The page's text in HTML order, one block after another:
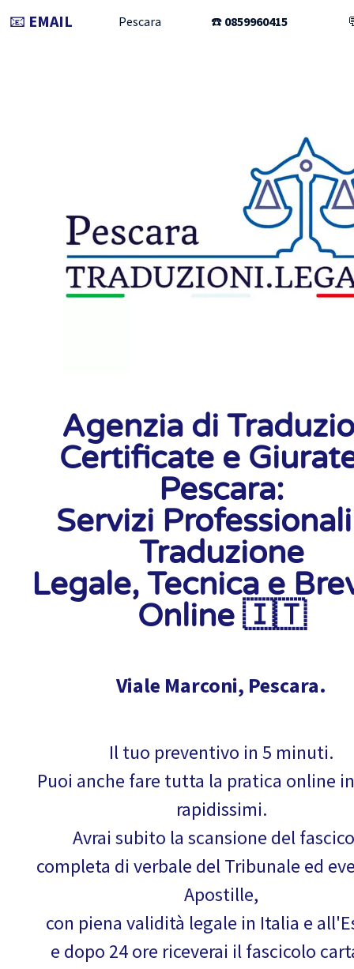
📧 EMAIL Pescara ☎️ 0859960415
Agenzia di
Certificate e
Pescara:
Servizi
Traduzione
Legale, Tecnica e
Online 🇮🇹
Viale Marconi, Pescara.
Il tuo preventivo in 5 minuti.
Puoi anche fare tutta la pratica online
rapidissimi.
Avrai subito la scansione del
completa di verbale del Tribunale ed
Apostille,
con piena validità legale in Italia e
e dopo 24 ore riceverai il fascicolo